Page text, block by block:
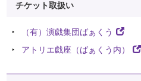
チケット取扱い
（有）演戯集団ばぁくう
アトリエ戯座（ばぁくう内）